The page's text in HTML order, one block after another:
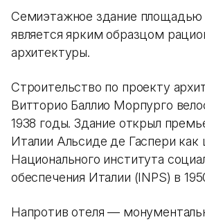
Семиэтажное здание площадью
является ярким образцом
архитектуры.
Строительство по проекту
Витторио Баллио Морпурго
1938 годы. Здание открыл
Италии Альсиде де Гаспери как
Национального института
обеспечения Италии (INPS) в
Напротив отеля —